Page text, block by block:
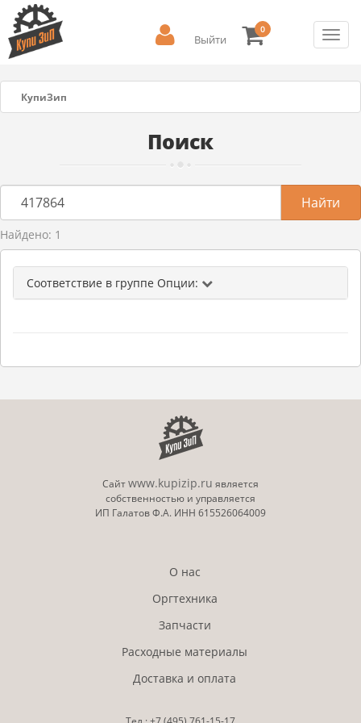
Выйти
0
КупиЗип
Поиск
Найдено: 1
Соответствие в группе Опции:
Сайтwww.kupizip.ru является
собственностью и управляется
ИП Галатов Ф.А. ИНН 615526064009
О нас
Оргтехника
Запчасти
Расходные материалы
Доставка и оплата